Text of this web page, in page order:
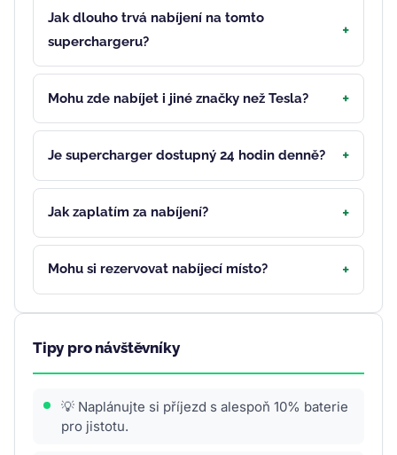
Jak dlouho trvá nabíjení na tomto
superchargeru?
Mohu zde nabíjet i jiné značky než Tesla?
Je supercharger dostupný 24 hodin denně?
Jak zaplatím za nabíjení?
Mohu si rezervovat nabíjecí místo?
Tipy pro návštěvníky
💡 Naplánujte si příjezd s alespoň 10% baterie
pro jistotu.